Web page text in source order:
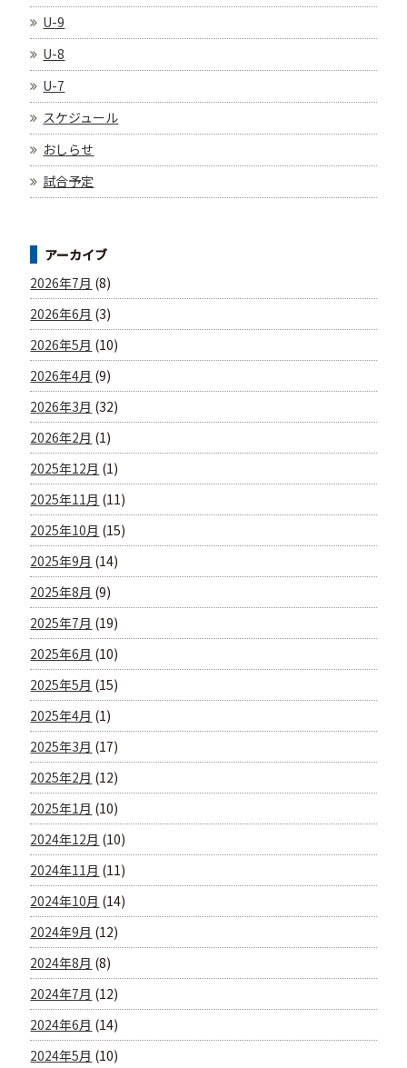
U-9
U-8
U-7
スケジュール
おしらせ
試合予定
アーカイブ
2026年7月 (8)
2026年6月 (3)
2026年5月 (10)
2026年4月 (9)
2026年3月 (32)
2026年2月 (1)
2025年12月 (1)
2025年11月 (11)
2025年10月 (15)
2025年9月 (14)
2025年8月 (9)
2025年7月 (19)
2025年6月 (10)
2025年5月 (15)
2025年4月 (1)
2025年3月 (17)
2025年2月 (12)
2025年1月 (10)
2024年12月 (10)
2024年11月 (11)
2024年10月 (14)
2024年9月 (12)
2024年8月 (8)
2024年7月 (12)
2024年6月 (14)
2024年5月 (10)